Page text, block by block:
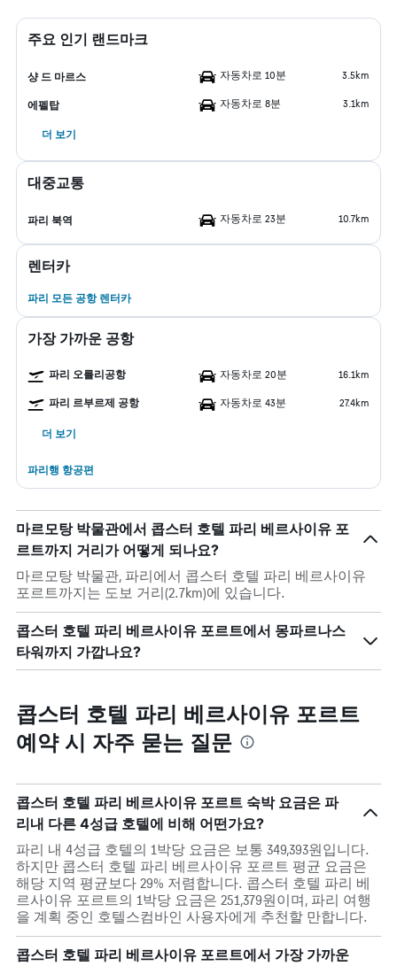
주요 인기 랜드마크
샹 드 마르스 자동차로 10분 3.5km
에펠탑 자동차로 8분 3.1km
더 보기
대중교통
파리 북역 자동차로 23분 10.7km
렌터카
파리 모든 공항 렌터카
가장 가까운 공항
파리 오를리공항 자동차로 20분 16.1km
파리 르부르제 공항 자동차로 43분 27.4km
더 보기
파리행 항공편
마르모탕 박물관에서 콥스터 호텔 파리 베르사이유 포
르트까지 거리가 어떻게 되나요?
마르모탕 박물관, 파리에서 콥스터 호텔 파리 베르사이유
포르트까지는 도보 거리(2.7km)에 있습니다.
콥스터 호텔 파리 베르사이유 포르트에서 몽파르나스
타워까지 가깝나요?
콥스터 호텔 파리 베르사이유 포르트
예약 시 자주 묻는 질문
콥스터 호텔 파리 베르사이유 포르트 숙박 요금은 파
리내 다른 4성급 호텔에 비해 어떤가요?
파리 내 4성급 호텔의 1박당 요금은 보통 349,393원입니다.
하지만 콥스터 호텔 파리 베르사이유 포르트 평균 요금은
해당 지역 평균보다 29% 저렴합니다. 콥스터 호텔 파리 베
르사이유 포르트의 1박당 요금은 251,379원이며, 파리 여행
을 계획 중인 호텔스컴바인 사용자에게 추천할 만합니다.
콥스터 호텔 파리 베르사이유 포르트에서 가장 가까운